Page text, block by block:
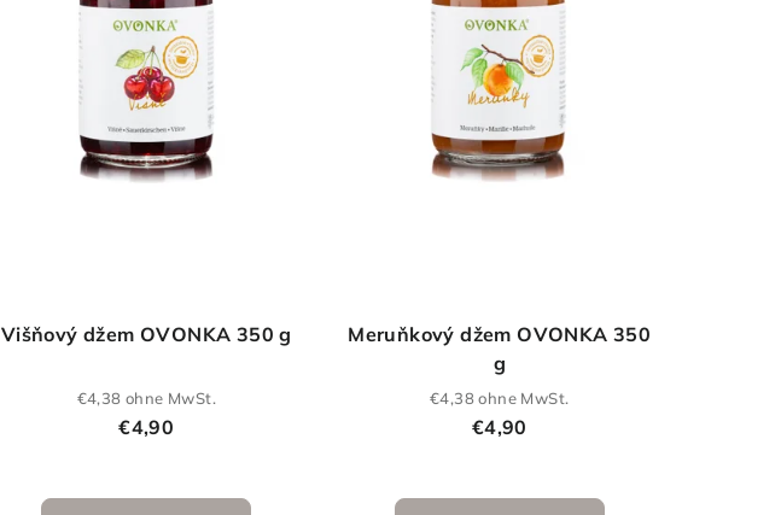
Višňový džem OVONKA 350 g
€4,38 ohne MwSt.
€4,90
Meruňkový džem OVONKA 350
g
€4,38 ohne MwSt.
€4,90